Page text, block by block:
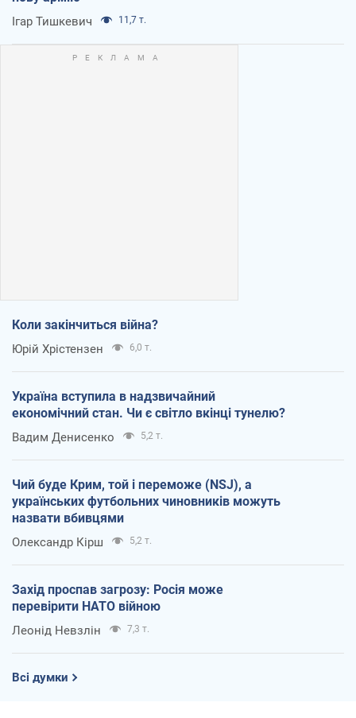
Ігар Тишкевич 11,7 т.
Коли закінчиться війна?
Юрій Хрістензен 6,0 т.
Україна вступила в надзвичайний
економічний стан. Чи є світло вкінці тунелю?
Вадим Денисенко 5,2 т.
Чий буде Крим, той і переможе (NSJ), а
українських футбольних чиновників можуть
назвати вбивцями
Олександр Кірш 5,2 т.
Захід проспав загрозу: Росія може
перевірити НАТО війною
Леонід Невзлін 7,3 т.
Всі думки